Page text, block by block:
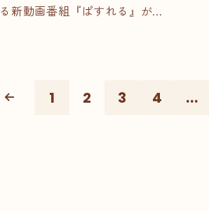
る新動画番組『ぱすれる』が...
1 2 3 4 ...